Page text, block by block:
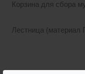
Корзина для сбора
Лестница